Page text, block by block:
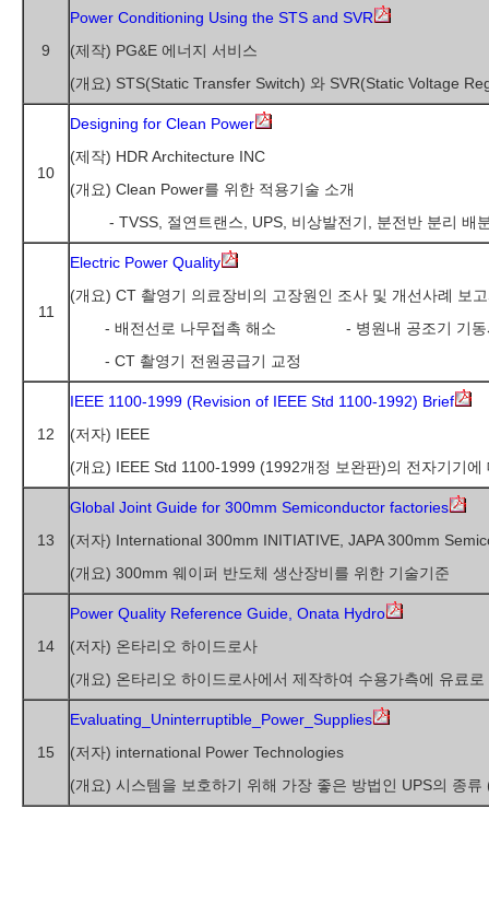
9
Power Conditioning Using the STS and SVR
(제작) PG&E 에너지 서비스
(개요) STS(Static Transfer Switch) 와 SVR(Static Voltage
10
Designing for Clean Power
(제작) HDR Architecture INC
(개요) Clean Power를 위한 적용기술 소개
- TVSS, 절연트랜스, UPS, 비상발전기, 분전반 분리 배
11
Electric Power Quality
(개요) CT 촬영기 의료장비의 고장원인 조사 및 개선사례 보
- 배전선로 나무접촉 해소 - 병원내 공조기 기동시
- CT 촬영기 전원공급기 교정
12
IEEE 1100-1999 (Revision of IEEE Std 1100-1992) Brief
(저자) IEEE
(개요) IEEE Std 1100-1999 (1992개정 보완판)의 전자기기
13
Global Joint Guide for 300mm Semiconductor factories
(저자) International 300mm INITIATIVE, JAPA 300mm
(개요) 300mm 웨이퍼 반도체 생산장비를 위한 기술기준
14
Power Quality Reference Guide, Onata Hydro
(저자) 온타리오 하이드로사
(개요) 온타리오 하이드로사에서 제작하여 수용가측에 유료
15
Evaluating_Uninterruptible_Power_Supplies
(저자) international Power Technologies
(개요) 시스템을 보호하기 위해 가장 좋은 방법인 UPS의 종